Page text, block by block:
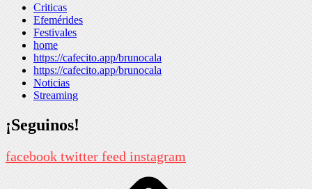
Criticas
Efemérides
Festivales
home
https://cafecito.app/brunocala
https://cafecito.app/brunocala
Noticias
Streaming
¡Seguinos!
facebook twitter feed instagram